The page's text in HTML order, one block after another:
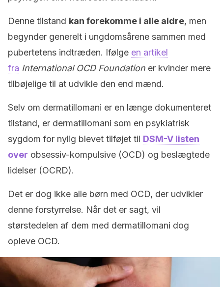
Denne tilstand kan forekomme i alle aldre, men
begynder generelt i ungdomsårene sammen med
pubertetens indtræden. Ifølge en artikel
fra International OCD Foundation er kvinder mere
tilbøjelige til at udvikle den end mænd.
Selv om dermatillomani er en længe dokumenteret
tilstand, er dermatillomani som en psykiatrisk
sygdom for nylig blevet tilføjet til DSM-V listen
over obsessiv-kompulsive (OCD) og beslægtede
lidelser (OCRD).
Det er dog ikke alle børn med OCD, der udvikler
denne forstyrrelse. Når det er sagt, vil
størstedelen af dem med dermatillomani dog
opleve OCD.